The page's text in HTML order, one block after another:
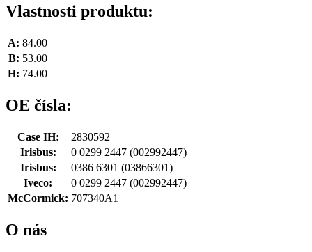
Vlastnosti produktu:
A: 84.00
B: 53.00
H: 74.00
OE čísla:
Case IH:
2830592
Irisbus:
0 0299 2447 (002992447)
Irisbus:
0386 6301 (03866301)
Iveco:
0 0299 2447 (002992447)
McCormick: 707340A1
O nás